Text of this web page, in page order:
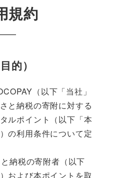
規約
的）
（以下「当社」
と納税の寄附に対する
ルポイント（以下「本
の利用条件について定
納税の寄附者（以下
および本ポイントを取